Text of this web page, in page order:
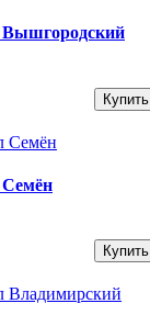
Купить
Купить